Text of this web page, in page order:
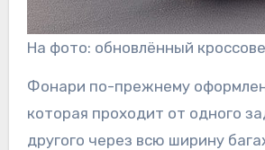
На фото: обновлённый
Фонари по-прежнему
которая проходит от одного
другого через всю ширину